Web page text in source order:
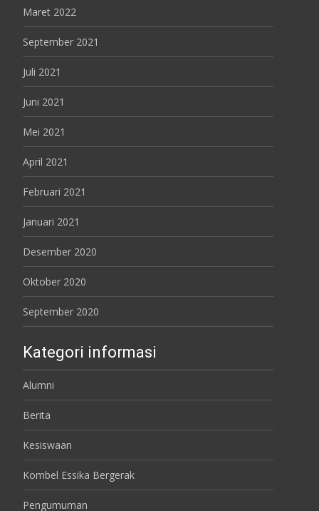
Maret 2022
September 2021
Juli 2021
Juni 2021
Mei 2021
April 2021
Februari 2021
Januari 2021
Desember 2020
Oktober 2020
September 2020
Kategori informasi
Alumni
Berita
Kesiswaan
Kombel Essika Bergerak
Pengumuman